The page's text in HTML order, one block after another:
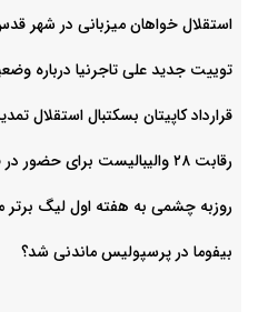
استقلال خواهان میزبانی در شهر
توییت جدید علی تاجرنیا درباره
قرارداد کاپیتان بسکتبال استقلال
رقابت ۲۸ والیبالیست برای حضور در فهرست نهایی
روزبه چشمی به هفته اول لیگ
بیفوما در پرسپولیس ماندنی شد؟